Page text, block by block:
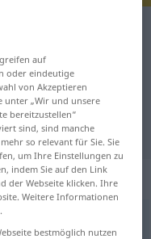
für
auf
oder eindeutige
von Akzeptieren
unter „Wir und unsere
bereitzustellen“
sind, sind manche
so relevant für Sie. Sie
um Ihre Einstellungen zu
indem Sie auf den Link
der Webseite klicken. Ihre
Weitere Informationen
bestmöglich nutzen